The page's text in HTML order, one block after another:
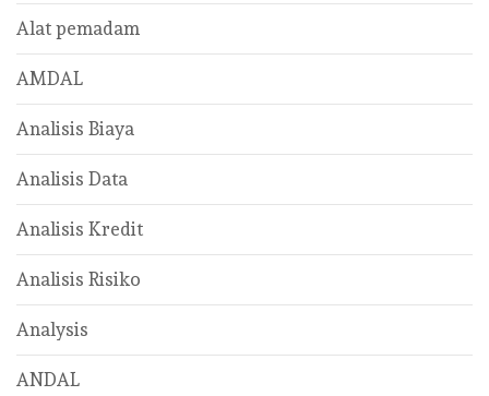
Alat pemadam
AMDAL
Analisis Biaya
Analisis Data
Analisis Kredit
Analisis Risiko
Analysis
ANDAL